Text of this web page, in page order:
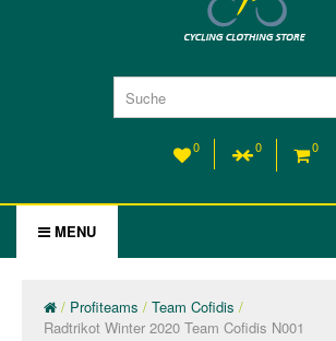
0 0 0
MENU
Profiteams
Team Cofidis
Radtrikot Winter 2020 Team Cofidis N001